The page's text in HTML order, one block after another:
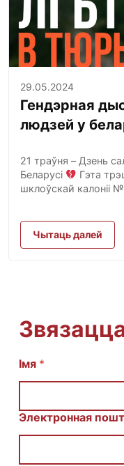
29.05.2024
Гендэрная
людзей у
21 траўня – Дзень
Беларусі
Гэта
шклоўскай калоніі
Чытаць далей
Імя *
E
lЭлектронная